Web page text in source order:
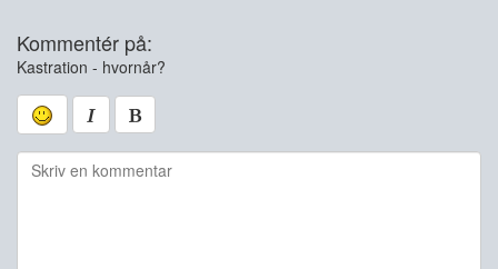
Kommentér på:
Kastration - hvornår?